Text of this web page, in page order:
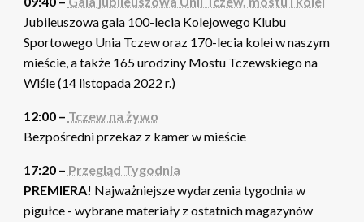
Jubileuszowa gala 100-lecia Kolejowego Klubu
Sportowego Unia Tczew oraz 170-lecia kolei w naszym
mieście, a także 165 urodziny Mostu Tczewskiego na
Wiśle (14 listopada 2022 r.)
12:00 – Tczew na żywo
Bezpośredni przekaz z kamer w mieście
17:20 – Przegląd Tygodnia
PREMIERA! Najważniejsze wydarzenia tygodnia w
pigułce - wybrane materiały z ostatnich magazynów